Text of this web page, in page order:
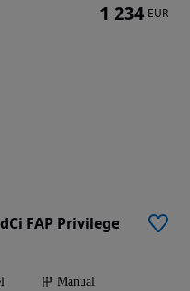
FAP Privilege
Manual
1 234 EUR